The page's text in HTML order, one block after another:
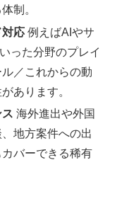
制。
応 例えばAIやサ
った分野のプレイ
／これからの動
あります。
海外進出や外国
地方案件への出
バーできる稀有